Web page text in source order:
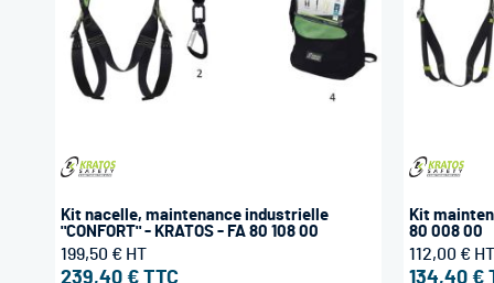
Kit nacelle, maintenance industrielle
"CONFORT" - KRATOS - FA 80 108 00
239,40 €
199,50 €
Kit
80 008 00
134,40 €
112,00 €